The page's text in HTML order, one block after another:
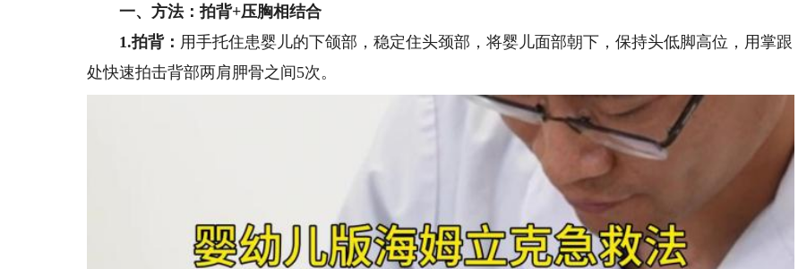
一、方法：拍背+压胸相结合
1.拍背： 用手托住患婴儿的下颌部，稳定住头颈部，将婴儿面部朝下，保持头低脚高位，用掌跟
处快速拍击背部两肩胛骨之间5次。